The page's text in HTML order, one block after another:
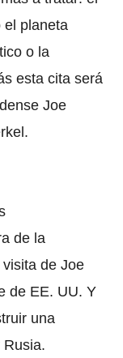
el planeta
o la
esta cita será
Joe
de la
de Joe
de EE. UU. Y
una